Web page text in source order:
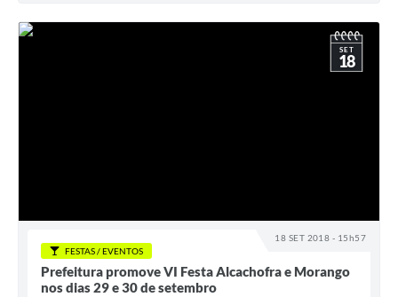
18 SET 2018 - 15h57
SET
18
FESTAS / EVENTOS
Prefeitura promove VI Festa Alcachofra e Morango
nos dias 29 e 30 de setembro